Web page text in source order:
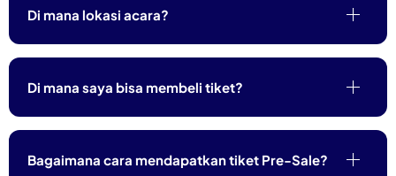
Di mana lokasi acara?
Di mana saya bisa membeli tiket?
Bagaimana cara mendapatkan tiket Pre-Sale?